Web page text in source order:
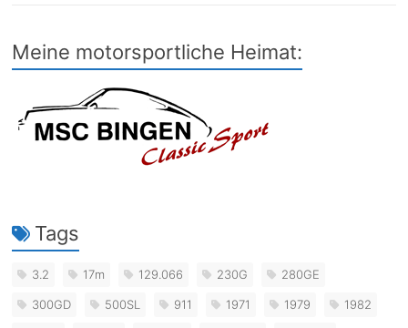
Meine motorsportliche Heimat:
Tags
3.2 17m 129.066 230G 280GE
300GD 500SL 911 1971 1979 1982